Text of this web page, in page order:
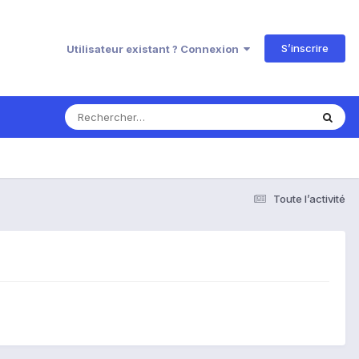
Utilisateur existant ? Connexion S’inscrire
Toute l’activité